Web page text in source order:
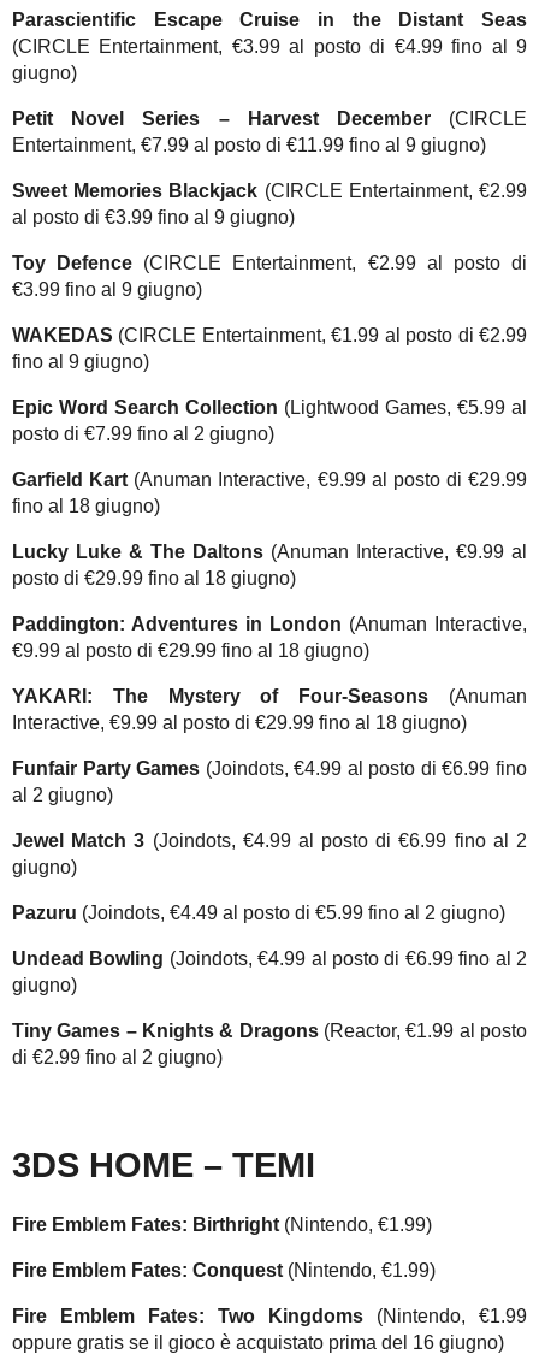
Parascientific Escape Cruise in the Distant Seas
(CIRCLE Entertainment, €3.99 al posto di €4.99 fino al 9
giugno)
Petit Novel Series – Harvest December(CIRCLE
Entertainment, €7.99 al posto di €11.99 fino al 9 giugno)
Sweet Memories Blackjack (CIRCLE Entertainment, €2.99
al posto di €3.99 fino al 9 giugno)
Toy Defence (CIRCLE Entertainment, €2.99 al posto di
€3.99 fino al 9 giugno)
WAKEDAS (CIRCLE Entertainment, €1.99 al posto di €2.99
fino al 9 giugno)
Epic Word Search Collection (Lightwood Games, €5.99 al
posto di €7.99 fino al 2 giugno)
Garfield Kart (Anuman Interactive, €9.99 al posto di €29.99
fino al 18 giugno)
Lucky Luke & The Daltons (Anuman Interactive, €9.99 al
posto di €29.99 fino al 18 giugno)
Paddington: Adventures in London (Anuman Interactive,
€9.99 al posto di €29.99 fino al 18 giugno)
YAKARI: The Mystery of Four-Seasons (Anuman
Interactive, €9.99 al posto di €29.99 fino al 18 giugno)
Funfair Party Games (Joindots, €4.99 al posto di €6.99 fino
al 2 giugno)
Jewel Match 3 (Joindots, €4.99 al posto di €6.99 fino al 2
giugno)
Pazuru (Joindots, €4.49 al posto di €5.99 fino al 2 giugno)
Undead Bowling (Joindots, €4.99 al posto di €6.99 fino al 2
giugno)
Tiny Games – Knights & Dragons(Reactor, €1.99 al posto
di €2.99 fino al 2 giugno)
3DS HOME – TEMI
Fire Emblem Fates: Birthright(Nintendo, €1.99)
Fire Emblem Fates: Conquest(Nintendo, €1.99)
Fire Emblem Fates: Two Kingdoms (Nintendo, €1.99
oppure gratis se il gioco è acquistato prima del 16 giugno)